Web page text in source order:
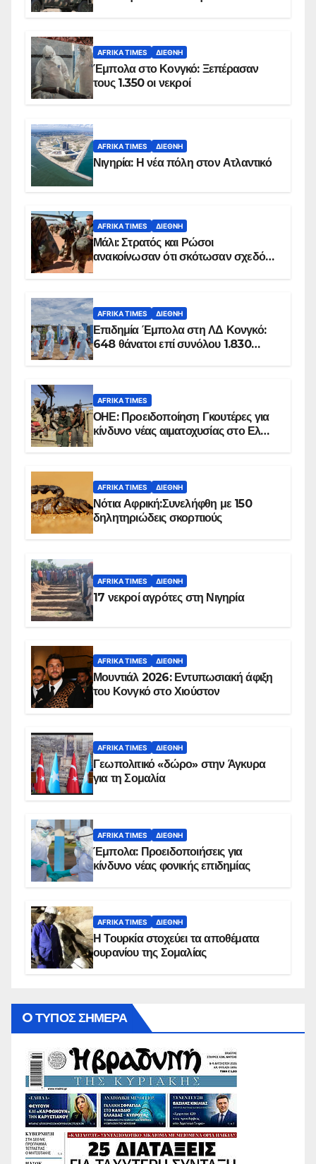
AFRIKA TIMES ΔΙΕΘΝΉ
Έμπολα στο Κονγκό: Ξεπέρασαν
τους 1.350 οι νεκροί
AFRIKA TIMES ΔΙΕΘΝΉ
Νιγηρία: Η νέα πόλη στον Ατλαντικό
AFRIKA TIMES ΔΙΕΘΝΉ
Μάλι: Στρατός και Ρώσοι
ανακοίνωσαν ότι σκότωσαν σχεδόν
AFRIKA TIMES ΔΙΕΘΝΉ
Επιδημία Έμπολα στη ΛΔ Κονγκό:
648 θάνατοι επί συνόλου 1.830
AFRIKA TIMES
ΟΗΕ: Προειδοποίηση Γκουτέρες για
κίνδυνο νέας αιματοχυσίας στο Ελ
AFRIKA TIMES ΔΙΕΘΝΉ
Νότια Αφρική:Συνελήφθη με 150
δηλητηριώδεις σκορπιούς
AFRIKA TIMES ΔΙΕΘΝΉ
17 νεκροί αγρότες στη Νιγηρία
AFRIKA TIMES ΔΙΕΘΝΉ
Μουντιάλ 2026: Εντυπωσιακή άφιξη
του Κονγκό στο Χιούστον
AFRIKA TIMES ΔΙΕΘΝΉ
Γεωπολιτικό «δώρο» στην Άγκυρα
για τη Σομαλία
AFRIKA TIMES ΔΙΕΘΝΉ
Έμπολα: Προειδοποιήσεις για
κίνδυνο νέας φονικής επιδημίας
AFRIKA TIMES ΔΙΕΘΝΉ
Η Τουρκία στοχεύει τα αποθέματα
ουρανίου της Σομαλίας
O ΤΥΠΟΣ ΣΗΜΕΡΑ